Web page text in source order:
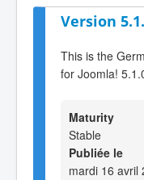
Version
This is the
for Joomla!
Maturity
Stable
Publiée le
mardi 16 avril